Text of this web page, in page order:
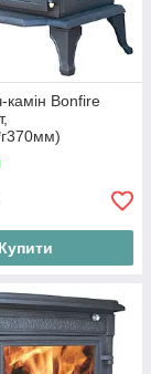
камін Bonfire
Купити